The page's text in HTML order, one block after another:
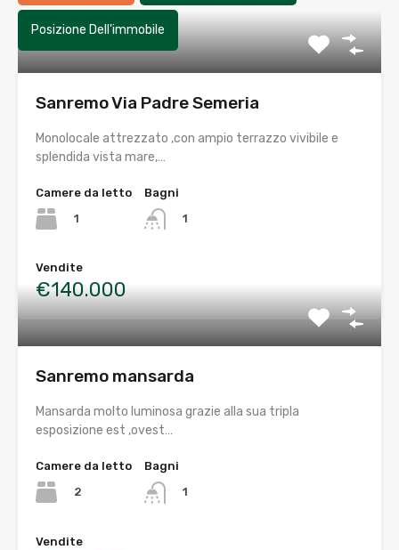
Posizione Dell'immobile
Sanremo Via Padre Semeria
Monolocale attrezzato ,con ampio terrazzo vivibile e
splendida vista mare,…
Camere da letto
1
Bagni
1
Vendite
€140.000
Sanremo mansarda
Mansarda molto luminosa grazie alla sua tripla
esposizione est ,ovest…
Camere da letto
2
Bagni
1
Vendite